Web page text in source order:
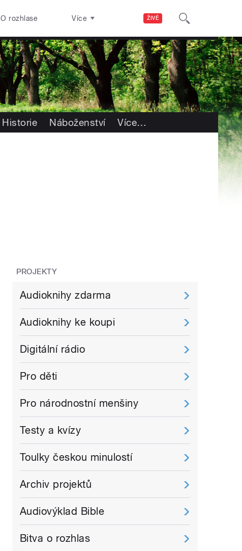
ŽIVĚ
O rozhlase Více
Historie Náboženství Více…
PROJEKTY
Audioknihy zdarma
Audioknihy ke koupi
Digitální rádio
Pro děti
Pro národnostní menšiny
Testy a kvízy
Toulky českou minulostí
Archiv projektů
Audiovýklad Bible
Bitva o rozhlas